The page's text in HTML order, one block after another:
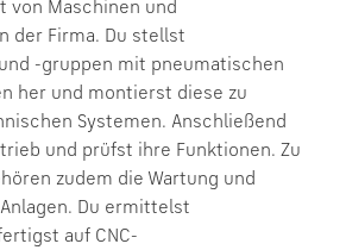
von Maschinen und
der Firma. Du stellst
-gruppen mit pneumatischen
her und montierst diese zu
Systemen. Anschließend
und prüfst ihre Funktionen. Zu
zudem die Wartung und
Du ermittelst
auf CNC-